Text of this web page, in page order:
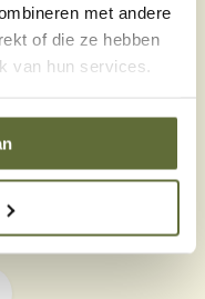
met andere
of die ze hebben
van hun services.